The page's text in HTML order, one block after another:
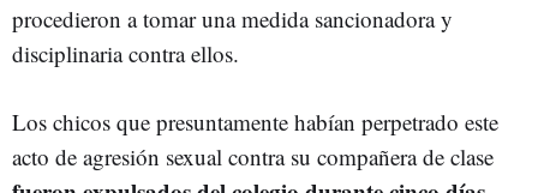
procedieron a tomar una medida sancionadora y
disciplinaria contra ellos.
Los chicos que presuntamente habían perpetrado este
acto de agresión sexual contra su compañera de clase